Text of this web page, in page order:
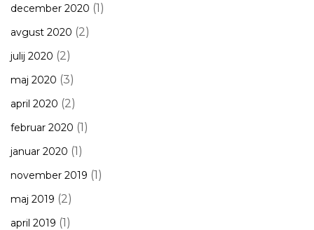
december 2020 (1)
avgust 2020 (2)
julij 2020 (2)
maj 2020 (3)
april 2020 (2)
februar 2020 (1)
januar 2020 (1)
november 2019 (1)
maj 2019 (2)
april 2019 (1)